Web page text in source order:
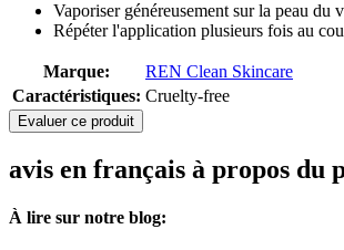
Vaporiser généreusement sur la peau du
Répéter l'application plusieurs fois au
Marque:
REN Clean Skincare
Caractéristiques: Cruelty-free
Evaluer ce produit
avis en français à propos
À lire sur notre blog: